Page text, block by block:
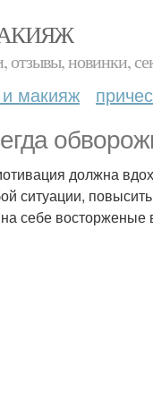
новинки,
и макияж
должна
ситуации,
себе